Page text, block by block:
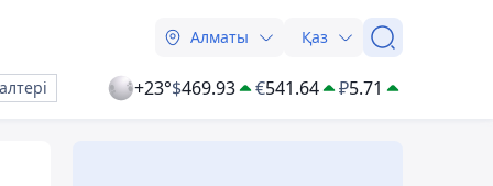
Алматы Қаз
+23°$469.93 €541.64 ₽5.71